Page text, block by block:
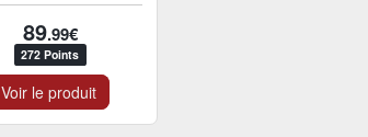
89.99€
272 Points
Voir le produit